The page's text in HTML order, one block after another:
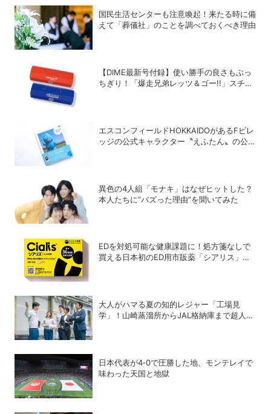
国民生活センターも注意喚起！来たる時に備
えて「葬儀社」のことを調べておくべき理由
【DIME最新号付録】使い勝手の良さもぶっ
ちぎり！「爆走兄弟レッツ＆ゴー!!」スチー
エスコンフィールドHOKKAIDOがあるFビレ
ッジの公式キャラクター〝えふたん〟の公式
異色の4人組「モナキ」はなぜヒットした？
本人たちに”バズった理由”を聞いてみた
EDを対処可能な健康課題に！処方箋なしで
買える日本初のED用市販薬「シアリス」が
大人がハマる夏の知的レジャー「工場見
学」！山崎蒸溜所からJAL格納庫まで超人気
日本代表が4‐0で圧勝した地、モンテレイで
味わった天国と地獄